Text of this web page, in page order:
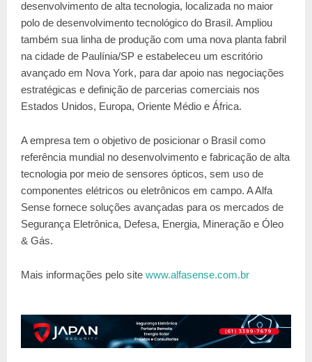
desenvolvimento de alta tecnologia, localizada no maior
polo de desenvolvimento tecnológico do Brasil. Ampliou
também sua linha de produção com uma nova planta fabril
na cidade de Paulínia/SP e estabeleceu um escritório
avançado em Nova York, para dar apoio nas negociações
estratégicas e definição de parcerias comerciais nos
Estados Unidos, Europa, Oriente Médio e África.
A empresa tem o objetivo de posicionar o Brasil como
referência mundial no desenvolvimento e fabricação de alta
tecnologia por meio de sensores ópticos, sem uso de
componentes elétricos ou eletrônicos em campo. A Alfa
Sense fornece soluções avançadas para os mercados de
Segurança Eletrônica, Defesa, Energia, Mineração e Óleo
& Gás.
Mais informações pelo site www.alfasense.com.br